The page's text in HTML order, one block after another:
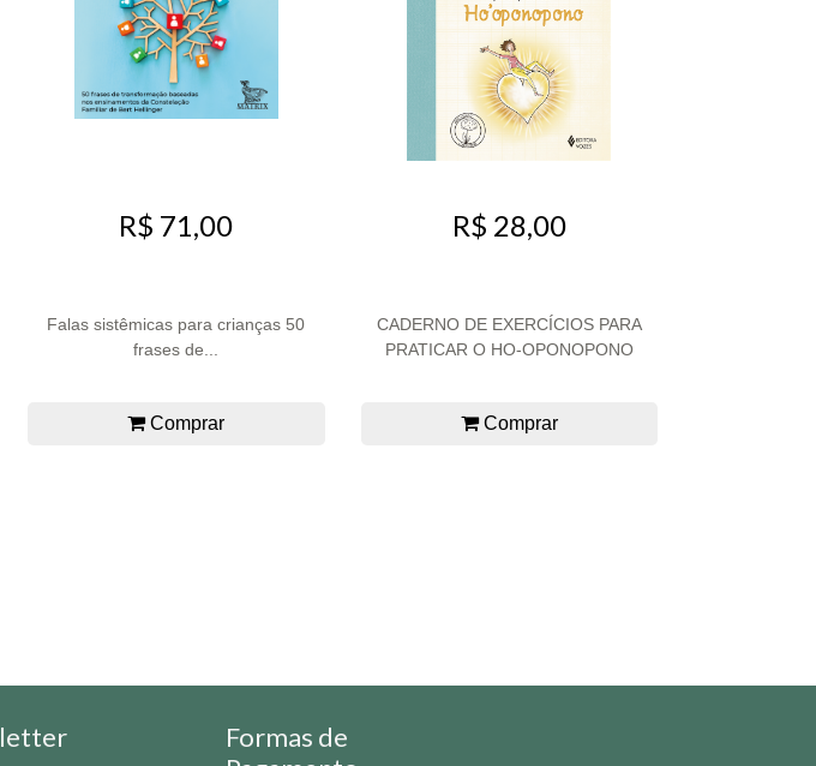
R$ 71,00
Falas sistêmicas para crianças 50
frases de...
Comprar
R$ 28,00
CADERNO DE EXERCÍCIOS PARA
PRATICAR O HO-OPONOPONO
Comprar
Formas de